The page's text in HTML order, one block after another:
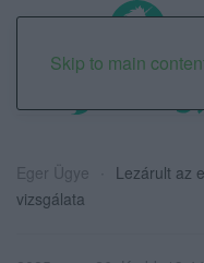
Skip to main
Eger Ügye
Lezárult az
vizsgálata